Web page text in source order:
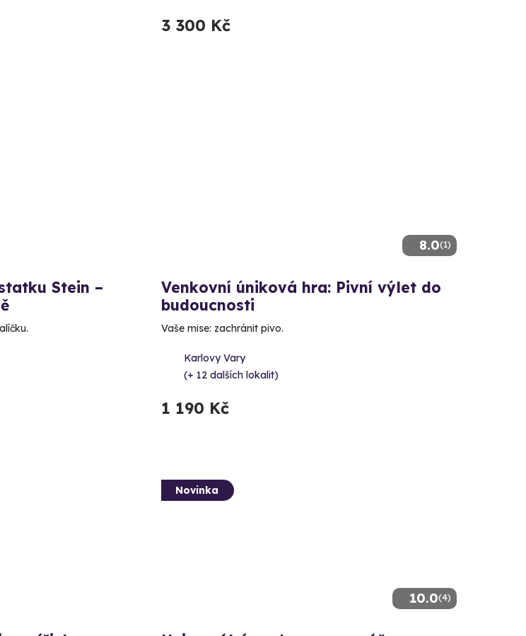
3 300 Kč
Stein –
8.0(1)
Venkovní úniková hra: Pivní výlet do
budoucnosti
Vaše mise: zachránit pivo.
Karlovy Vary
(+ 12 dalších lokalit)
1 190 Kč
10.0(4)
Novinka